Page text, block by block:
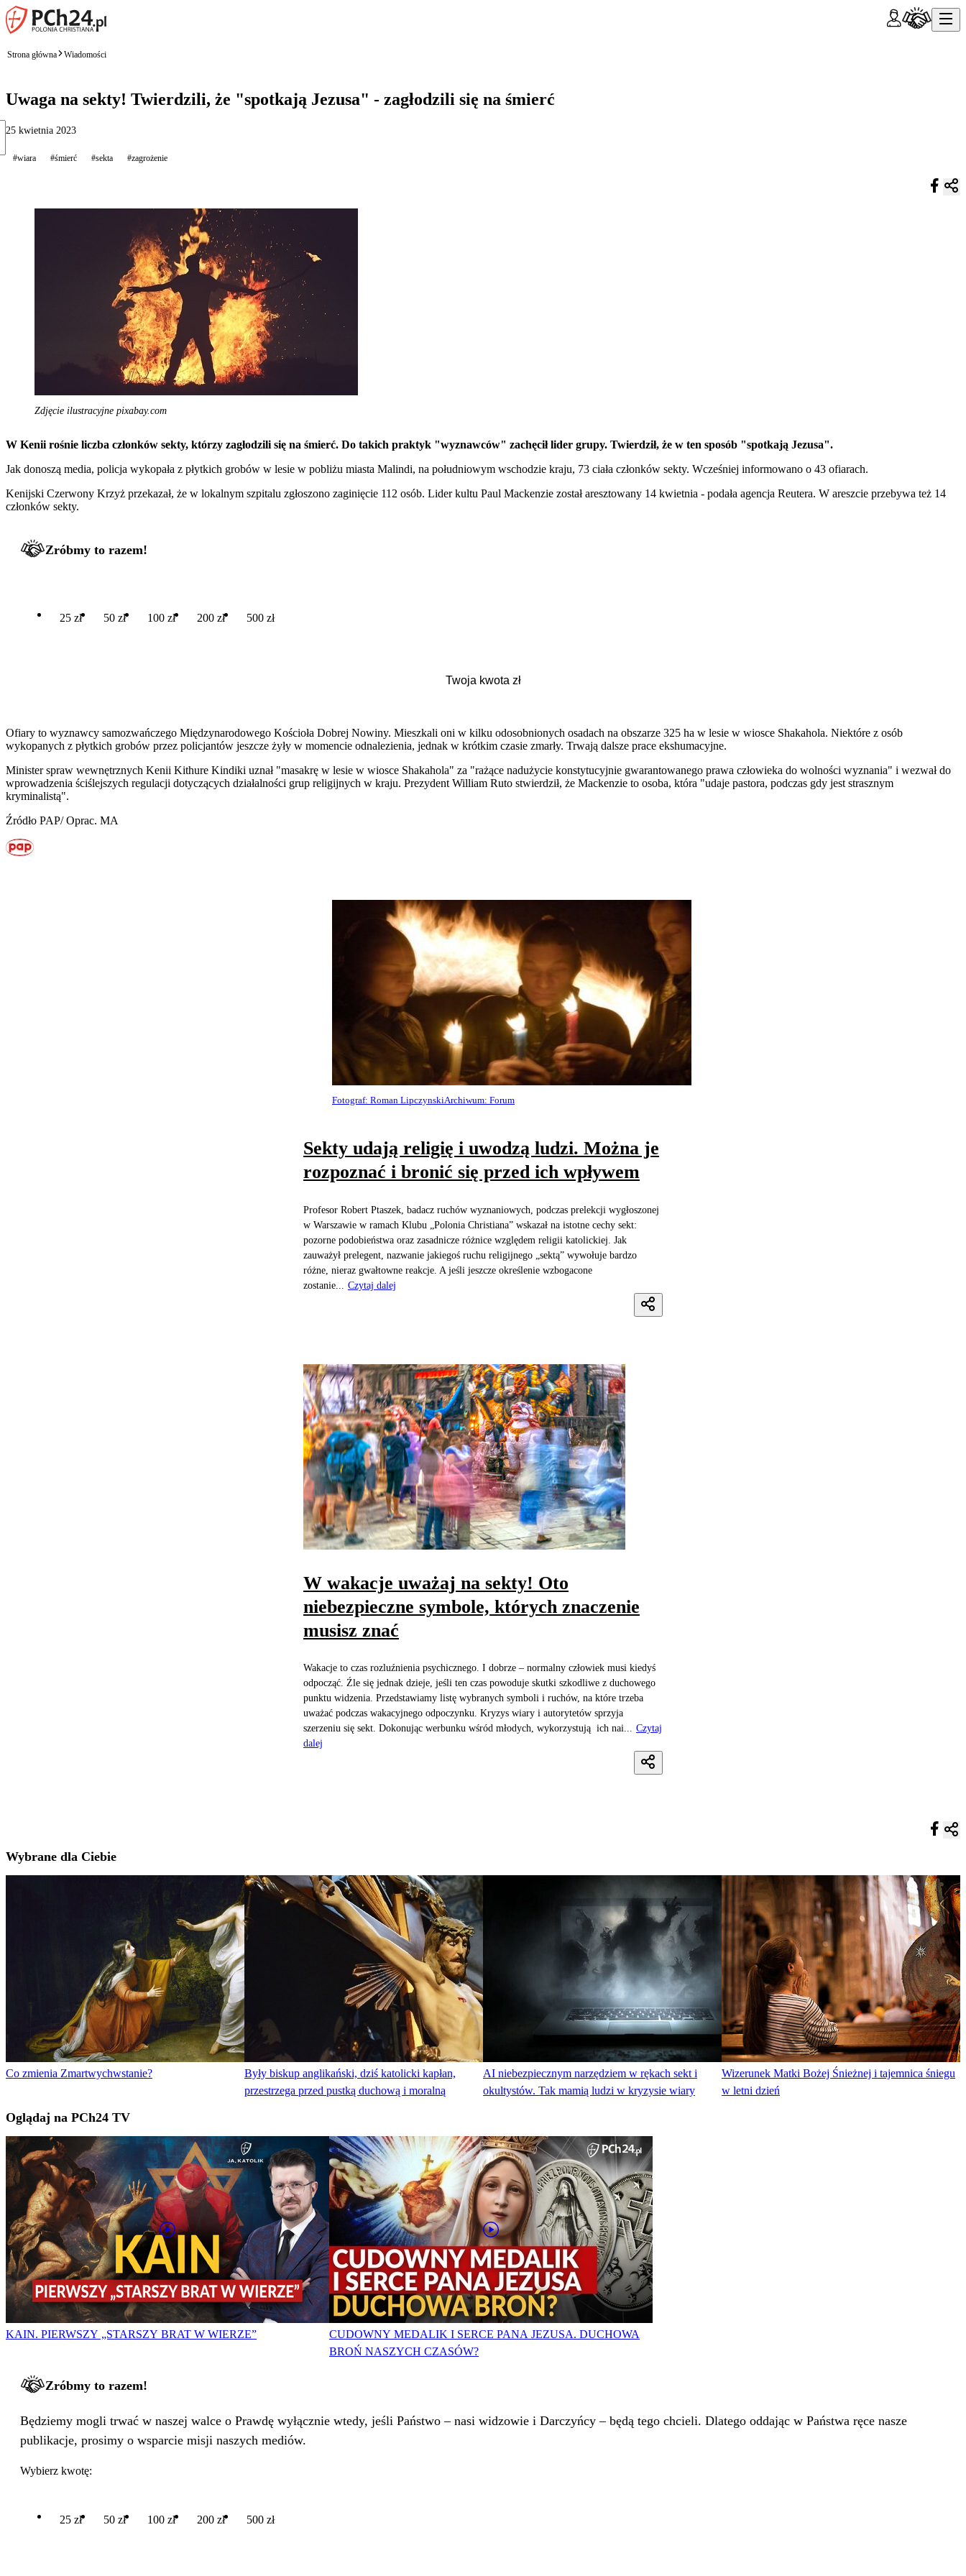
Strona główna Wiadomości
Uwaga na sekty! Twierdzili, że "spotkają Jezusa" - zagłodzili się na śmierć
25 kwietnia 2023
#wiara #śmierć #sekta #zagrożenie
Zdjęcie ilustracyjne pixabay.com
W Kenii rośnie liczba członków sekty, którzy zagłodzili się na śmierć. Do takich praktyk "wyznawców" zachęcił lider grupy. Twierdził, że w ten sposób "spotkają Jezusa".
Jak donoszą media, policja wykopała z płytkich grobów w lesie w pobliżu miasta Malindi, na południowym wschodzie kraju, 73 ciała członków sekty. Wcześniej informowano o 43 ofiarach.
Kenijski Czerwony Krzyż przekazał, że w lokalnym szpitalu zgłoszono zaginięcie 112 osób. Lider kultu Paul Mackenzie został aresztowany 14 kwietnia - podała agencja Reutera. W areszcie przebywa też 14
członków sekty.
Zróbmy to razem!
25 zł 50 zł 100 zł 200 zł 500 zł
Ofiary to wyznawcy samozwańczego Międzynarodowego Kościoła Dobrej Nowiny. Mieszkali oni w kilku odosobnionych osadach na obszarze 325 ha w lesie w wiosce Shakahola. Niektóre z osób
wykopanych z płytkich grobów przez policjantów jeszcze żyły w momencie odnalezienia, jednak w krótkim czasie zmarły. Trwają dalsze prace ekshumacyjne.
Minister spraw wewnętrznych Kenii Kithure Kindiki uznał "masakrę w lesie w wiosce Shakahola" za "rażące nadużycie konstytucyjnie gwarantowanego prawa człowieka do wolności wyznania" i wezwał do
wprowadzenia ściślejszych regulacji dotyczących działalności grup religijnych w kraju. Prezydent William Ruto stwierdził, że Mackenzie to osoba, która "udaje pastora, podczas gdy jest strasznym
kryminalistą".
Źródło PAP/ Oprac. MA
Fotograf: Roman LipczynskiArchiwum: Forum
Sekty udają religię i uwodzą ludzi. Można je
rozpoznać i bronić się przed ich wpływem
Profesor Robert Ptaszek, badacz ruchów wyznaniowych, podczas prelekcji wygłoszonej
w Warszawie w ramach Klubu „Polonia Christiana” wskazał na istotne cechy sekt:
pozorne podobieństwa oraz zasadnicze różnice względem religii katolickiej. Jak
zauważył prelegent, nazwanie jakiegoś ruchu religijnego „sektą” wywołuje bardzo
różne, nieraz gwałtowne reakcje. A jeśli jeszcze określenie wzbogacone
zostanie...
Czytaj dalej
W wakacje uważaj na sekty! Oto
niebezpieczne symbole, których znaczenie
musisz znać
Wakacje to czas rozluźnienia psychicznego. I dobrze – normalny człowiek musi kiedyś
odpocząć. Źle się jednak dzieje, jeśli ten czas powoduje skutki szkodliwe z duchowego
punktu widzenia. Przedstawiamy listę wybranych symboli i ruchów, na które trzeba
uważać podczas wakacyjnego odpoczynku. Kryzys wiary i autorytetów sprzyja
szerzeniu się sekt. Dokonując werbunku wśród młodych, wykorzystują ich nai... Czytaj
dalej
Wybrane dla Ciebie
Co zmienia Zmartwychwstanie?
Były biskup anglikański, dziś katolicki kapłan,
przestrzega przed pustką duchową i moralną
AI niebezpiecznym narzędziem w rękach sekt i
okultystów. Tak mamią ludzi w kryzysie wiary
Wizerunek Matki Bożej Śnieżnej i tajemnica śniegu
w letni dzień
Oglądaj na PCh24 TV
KAIN. PIERWSZY „STARSZY BRAT W WIERZE”
CUDOWNY MEDALIK I SERCE PANA JEZUSA. DUCHOWA
BROŃ NASZYCH CZASÓW?
Zróbmy to razem!
Będziemy mogli trwać w naszej walce o Prawdę wyłącznie wtedy, jeśli Państwo – nasi widzowie i Darczyńcy – będą tego chcieli. Dlatego oddając w Państwa ręce nasze
publikacje, prosimy o wsparcie misji naszych mediów.
Wybierz kwotę:
25 zł 50 zł 100 zł 200 zł 500 zł